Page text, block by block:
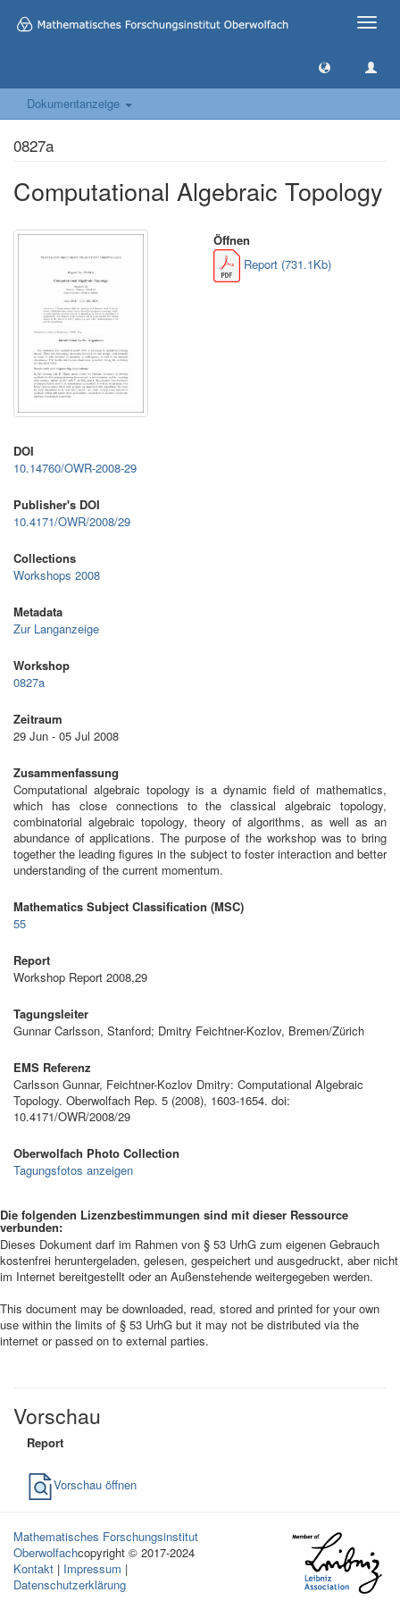
Toggle
Dokumentanzeige
0827a
Computational Algebraic Topology
Öffnen
Report (731.1Kb)
DOI
10.14760/OWR-2008-29
Publisher's DOI
10.4171/OWR/2008/29
Collections
Workshops 2008
Metadata
Zur Langanzeige
Workshop
0827a
Zeitraum
29 Jun - 05 Jul 2008
Zusammenfassung
Computational algebraic topology is a dynamic field of mathematics,
which has close connections to the classical algebraic topology,
combinatorial algebraic topology, theory of algorithms, as well as an
abundance of applications. The purpose of the workshop was to bring
together the leading figures in the subject to foster interaction and better
understanding of the current momentum.
Mathematics Subject Classification (MSC)
55
Report
Workshop Report 2008,29
Tagungsleiter
Gunnar Carlsson, Stanford; Dmitry Feichtner-Kozlov, Bremen/Zürich
EMS Referenz
Carlsson Gunnar, Feichtner-Kozlov Dmitry: Computational Algebraic
Topology. Oberwolfach Rep. 5 (2008), 1603-1654. doi:
10.4171/OWR/2008/29
Oberwolfach Photo Collection
Tagungsfotos anzeigen
Die folgenden Lizenzbestimmungen sind mit dieser Ressource
verbunden:
Dieses Dokument darf im Rahmen von § 53 UrhG zum eigenen Gebrauch
kostenfrei heruntergeladen, gelesen, gespeichert und ausgedruckt, aber nicht
im Internet bereitgestellt oder an Außenstehende weitergegeben werden.
This document may be downloaded, read, stored and printed for your own
use within the limits of § 53 UrhG but it may not be distributed via the
internet or passed on to external parties.
Vorschau
Report
Vorschau öffnen
Mathematisches Forschungsinstitut
Oberwolfachcopyright © 2017-2024
Kontakt | Impressum |
Datenschutzerklärung